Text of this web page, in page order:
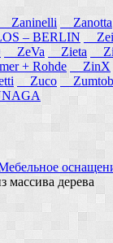
Zaninelli Zanotta
– BERLIN
ZeVa Zieta
+ Rohde ZinX
Zuco
массива дерева